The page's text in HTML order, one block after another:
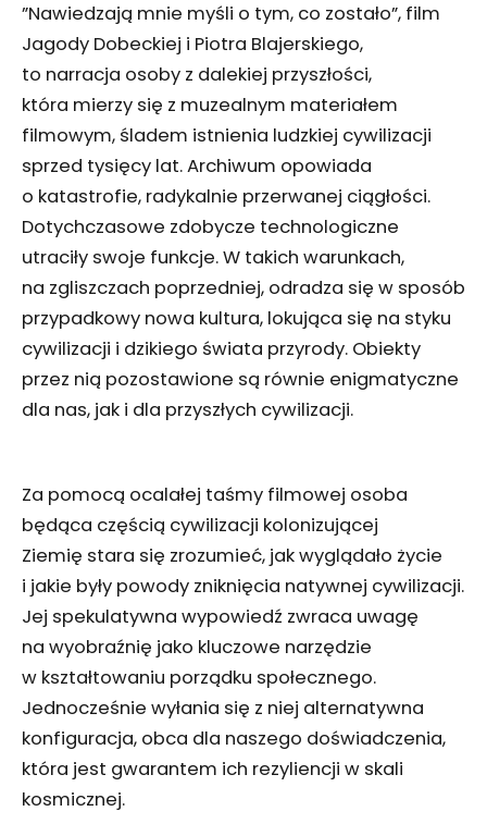
”Nawiedzają mnie myśli o tym, co zostało”, film
Jagody Dobeckiej i Piotra Blajerskiego,
to narracja osoby z dalekiej przyszłości,
która mierzy się z muzealnym materiałem
filmowym, śladem istnienia ludzkiej cywilizacji
sprzed tysięcy lat. Archiwum opowiada
o katastrofie, radykalnie przerwanej ciągłości.
Dotychczasowe zdobycze technologiczne
utraciły swoje funkcje. W takich warunkach,
na zgliszczach poprzedniej, odradza się w sposób
przypadkowy nowa kultura, lokująca się na styku
cywilizacji i dzikiego świata przyrody. Obiekty
przez nią pozostawione są równie enigmatyczne
dla nas, jak i dla przyszłych cywilizacji.
Za pomocą ocalałej taśmy filmowej osoba
będąca częścią cywilizacji kolonizującej
Ziemię stara się zrozumieć, jak wyglądało życie
i jakie były powody zniknięcia natywnej cywilizacji.
Jej spekulatywna wypowiedź zwraca uwagę
na wyobraźnię jako kluczowe narzędzie
w kształtowaniu porządku społecznego.
Jednocześnie wyłania się z niej alternatywna
konfiguracja, obca dla naszego doświadczenia,
która jest gwarantem ich rezyliencji w skali
kosmicznej.